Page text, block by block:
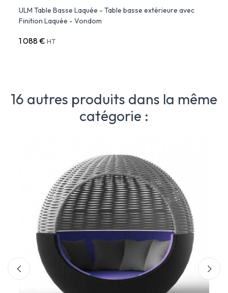
ULM Table Basse Laquée - Table basse extérieure avec
Finition Laquée - Vondom
1 088 € HT
16 autres produits dans la même
catégorie :